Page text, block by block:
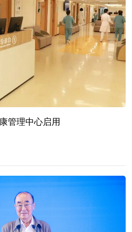
管理中心启用